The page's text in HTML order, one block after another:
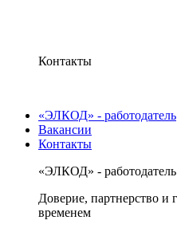
Контакты
«ЭЛКОД» - работодатель
Вакансии
Контакты
«ЭЛКОД» - работодатель
Доверие, партнерство и
временем